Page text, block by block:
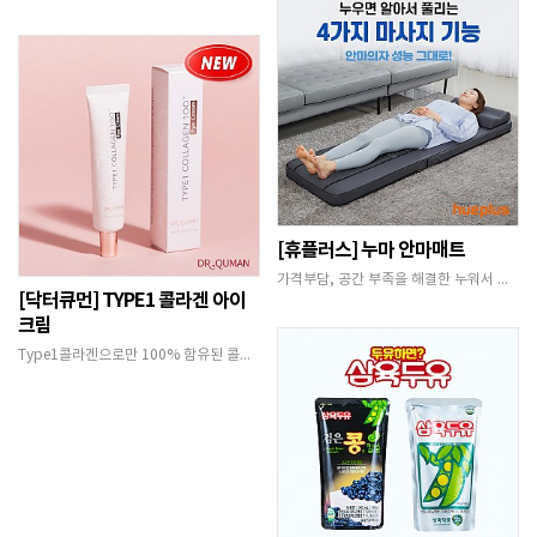
[휴플러스] 누마 안마매트
가격부담, 공간 부족을 해결한 누워서 마사지 받는…
[닥터큐먼] TYPE1 콜라겐 아이
크림
Type1콜라겐으로만 100% 함유된 콜라겐 아이…